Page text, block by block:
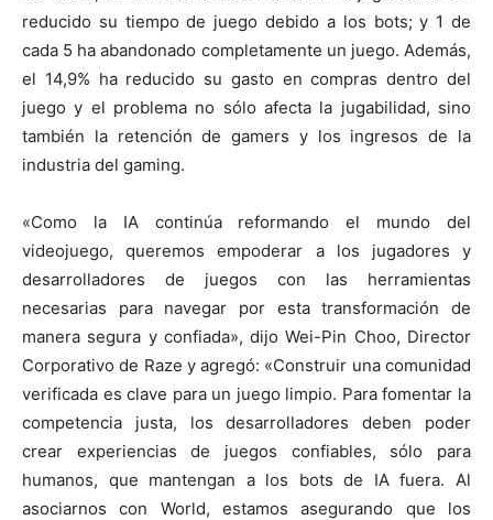
reducido su tiempo de juego debido a los bots; y 1 de
cada 5 ha abandonado completamente un juego. Además,
el 14,9% ha reducido su gasto en compras dentro del
juego y el problema no sólo afecta la jugabilidad, sino
también la retención de gamers y los ingresos de la
industria del gaming.
«Como la IA continúa reformando el mundo del
videojuego, queremos empoderar a los jugadores y
desarrolladores de juegos con las herramientas
necesarias para navegar por esta transformación de
manera segura y confiada», dijo Wei-Pin Choo, Director
Corporativo de Raze y agregó: «Construir una comunidad
verificada es clave para un juego limpio. Para fomentar la
competencia justa, los desarrolladores deben poder
crear experiencias de juegos confiables, sólo para
humanos, que mantengan a los bots de IA fuera. Al
asociarnos con World, estamos asegurando que los